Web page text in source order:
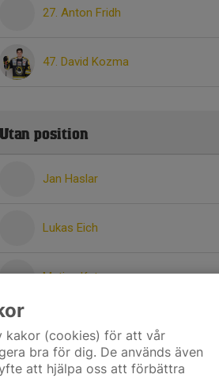
27. Anton Fridh
47. David Kozma
Utan position
Jan Haslar
Lukas Eich
Matias Kutvonen
kakor (cookies) för att vår
bra för dig. De används även
att hjälpa oss att förbättra